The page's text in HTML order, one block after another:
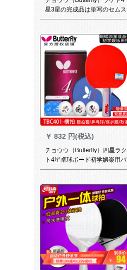
星3星の完成品は単写のセムス
の4星の初学のTB-433の直接
ム）をくれたプレゼントしま
す。
￥ 832 円(税込)
チョウウ（Butterfly）四星ラク
ト4星卓球ボード初学娯楽用バ
タフイ王攻撃用シーザーザボ
みスト4星401横つまみ